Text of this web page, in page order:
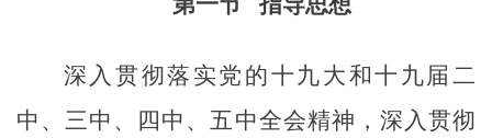
深入贯彻落实党的十九大和十九届二
中、三中、四中、五中全会精神，深入贯彻